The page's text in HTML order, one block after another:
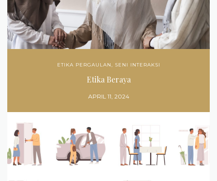
ETIKA PERGAULAN, SENI INTERAKSI
Etika Beraya
APRIL 11, 2024